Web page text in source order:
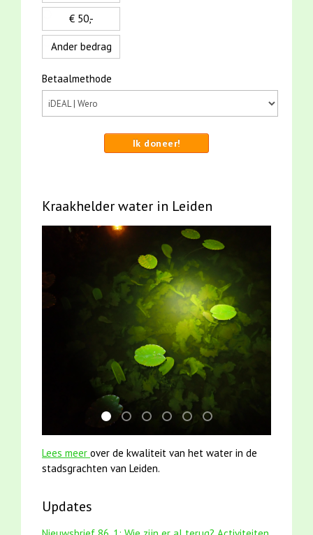
€ 50,-
Ander bedrag
Betaalmethode
Ik doneer!
Kraakhelder water in Leiden
jun2021 zaklv 5 snoekje MOOI
smoelenboek fifi en karper nieuwsbrief-
jun2021 28 brasem en rietvoorns
mei2021 watervogelmethode
mei2021 1 snoekje elly
karper met
Lees meer over de kwaliteit van het water in de
stadsgrachten van Leiden.
Updates